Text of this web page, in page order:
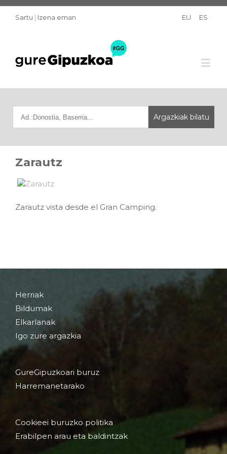
Sartu | Izena eman EU ES
Zarautz
Zarautz vista desde el Gran Camping.
Herriak
Bildumak
Elkarlanak
Igo zure argazkia
GureGipuzkoari buruz
Harremanetarako
Cookieei buruzko politika
Erabilpen arau eta baldintzak